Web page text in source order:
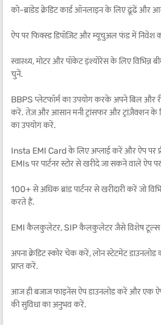
को-ब्रांडेड क्रेडिट कार्ड ऑनलाइन के लिए ढूंढें और
ऐप पर फिक्स्ड डिपॉज़िट और म्यूचुअल फंड में निवेश
स्वास्थ्य, मोटर और पॉकेट इंश्योरेंस के लिए विभिन्न
चुनें.
BBPS प्लेटफॉर्म का उपयोग करके अपने बिल और
करें. तेज़ और आसान मनी ट्रांसफर और ट्रांज़ैक्शन
का उपयोग करें.
Insta EMI Card के लिए अप्लाई करें और ऐप पर
EMIs पर पार्टनर स्टोर से खरीदे जा सकने वाले ऐप
100+ से अधिक ब्रांड पार्टनर से खरीदारी करें जो
करते हैं.
EMI कैलकुलेटर, SIP कैलकुलेटर जैसे विशेष टूल्स
अपना क्रेडिट स्कोर चेक करें, लोन स्टेटमेंट
प्राप्त करें.
आज ही बजाज फाइनेंस ऐप डाउनलोड करें और एक
की सुविधा का अनुभव करें.